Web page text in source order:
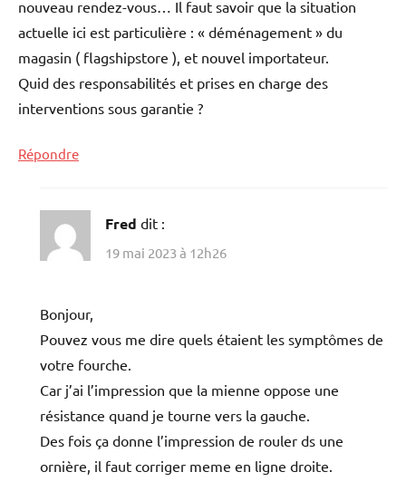
nouveau rendez-vous… Il faut savoir que la situation
actuelle ici est particulière : « déménagement » du
magasin ( flagshipstore ), et nouvel importateur.
Quid des responsabilités et prises en charge des
interventions sous garantie ?
Répondre
Fred dit :
19 mai 2023 à 12h26
Bonjour,
Pouvez vous me dire quels étaient les symptômes de
votre fourche.
Car j’ai l’impression que la mienne oppose une
résistance quand je tourne vers la gauche.
Des fois ça donne l’impression de rouler ds une
ornière, il faut corriger meme en ligne droite.